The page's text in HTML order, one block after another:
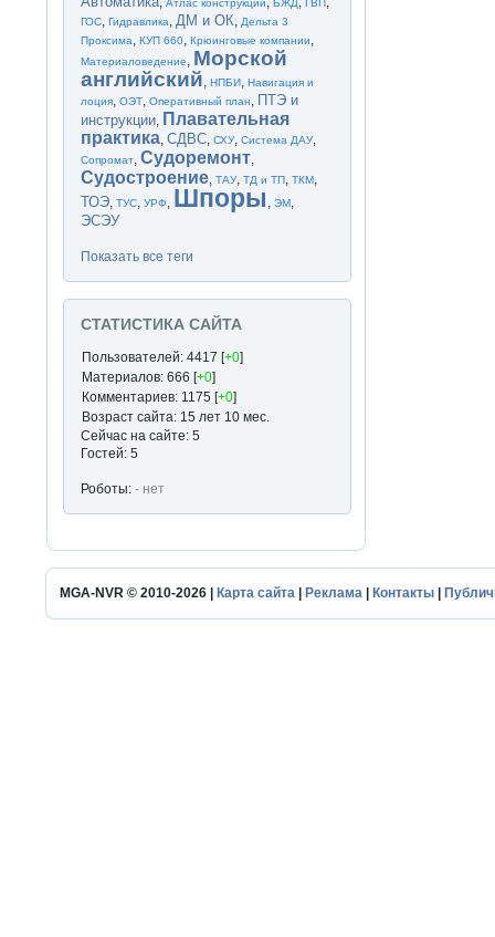
Атлас конструкций БЖД ГВП
ГОС,Гидравлика,ДМ и ОК,Дельта 3
Проксима,КУП 660,Крюинговые компании,
Материаловедение, Морской
английский,НПБИ,Навигация и
лоция,ОЭТ,Оперативный план, ПТЭ и
инструкции, Плавательная
практика,СДВС,СХУ,Система ДАУ,
Сопромат,Судоремонт,
Судостроение,ТАУ,ТД и ТП,ТКМ,
ТОЭ,ТУС,УРФ, Шпоры ,ЭМ,
ЭСЭУ
Показать все теги
СТАТИСТИКА САЙТА
Пользователей: 4417 [+0]
Материалов: 666 [+0]
Комментариев: 1175 [+0]
Возраст сайта: 15 лет 10 мес.
Сейчас на сайте: 5
Гостей: 5
Роботы:- нет
MGA-NVR © 2010-2026 | Карта сайта Реклама Контакты